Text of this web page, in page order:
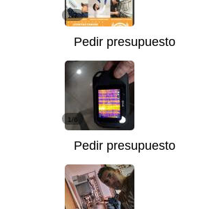
1/7
Pedir presupuesto
1/6
Pedir presupuesto